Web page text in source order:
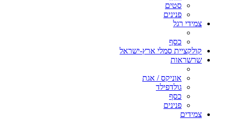
סטים
פנינים
צמידי רגל
כסף
קולקציית סמלי ארץ-ישראל
שרשראות
אוניקס / אגת
גולדפילד
כסף
פנינים
צמידים